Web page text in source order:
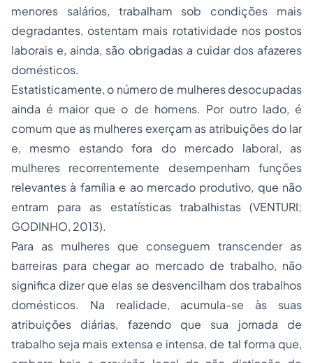
menores salários, trabalham sob condições mais
degradantes, ostentam mais rotatividade nos postos
laborais e, ainda, são obrigadas a cuidar dos afazeres
domésticos.
Estatisticamente, o número de mulheres desocupadas
ainda é maior que o de homens. Por outro lado, é
comum que as mulheres exerçam as atribuições do lar
e, mesmo estando fora do mercado laboral, as
mulheres recorrentemente desempenham funções
relevantes à família e ao mercado produtivo, que não
entram para as estatísticas trabalhistas (VENTURI;
GODINHO, 2013).
Para as mulheres que conseguem transcender as
barreiras para chegar ao mercado de trabalho, não
significa dizer que elas se desvencilham dos trabalhos
domésticos. Na realidade, acumula-se às suas
atribuições diárias, fazendo que sua jornada de
trabalho seja mais extensa e intensa, de tal forma que,